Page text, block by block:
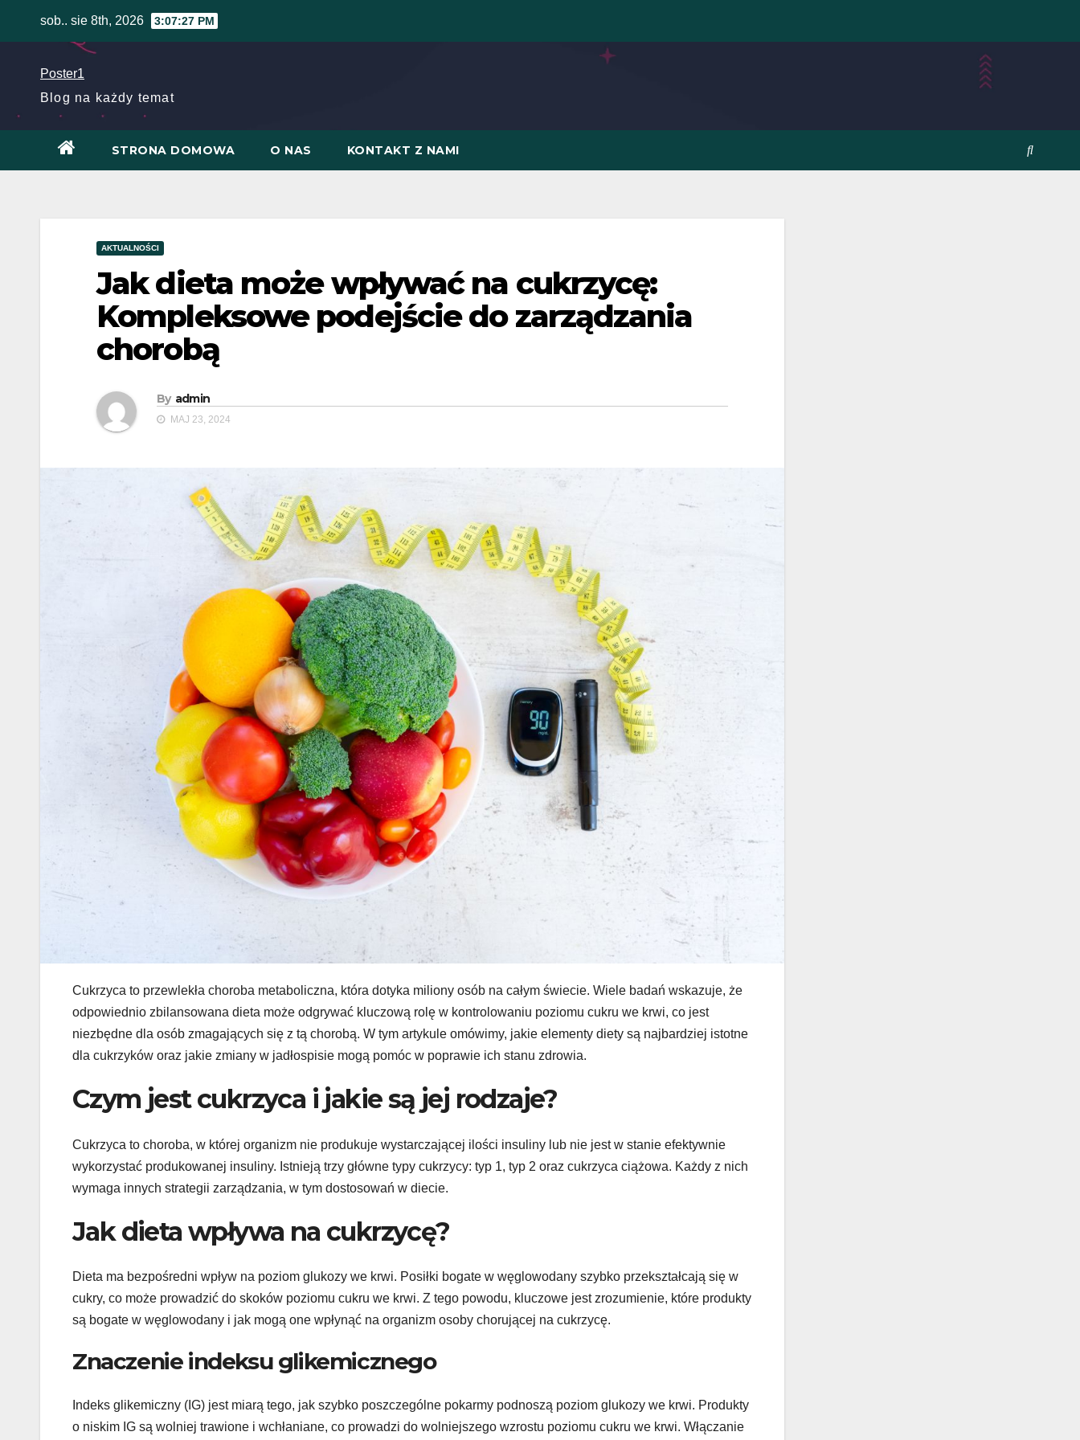
sob.. sie 8th, 2026 3:07:28 PM
Poster1
Blog na każdy temat
STRONA DOMOWA O NAS KONTAKT Z NAMI
AKTUALNOŚCI
Jak dieta może wpływać na cukrzycę:
Kompleksowe podejście do zarządzania
chorobą
By admin
MAJ 23, 2024
Cukrzyca to przewlekła choroba metaboliczna, która dotyka miliony osób na całym świecie. Wiele badań wskazuje, że
odpowiednio zbilansowana dieta może odgrywać kluczową rolę w kontrolowaniu poziomu cukru we krwi, co jest
niezbędne dla osób zmagających się z tą chorobą. W tym artykule omówimy, jakie elementy diety są najbardziej istotne
dla cukrzyków oraz jakie zmiany w jadłospisie mogą pomóc w poprawie ich stanu zdrowia.
Czym jest cukrzyca i jakie są jej rodzaje?
Cukrzyca to choroba, w której organizm nie produkuje wystarczającej ilości insuliny lub nie jest w stanie efektywnie
wykorzystać produkowanej insuliny. Istnieją trzy główne typy cukrzycy: typ 1, typ 2 oraz cukrzyca ciążowa. Każdy z nich
wymaga innych strategii zarządzania, w tym dostosowań w diecie.
Jak dieta wpływa na cukrzycę?
Dieta ma bezpośredni wpływ na poziom glukozy we krwi. Posiłki bogate w węglowodany szybko przekształcają się w
cukry, co może prowadzić do skoków poziomu cukru we krwi. Z tego powodu, kluczowe jest zrozumienie, które produkty
są bogate w węglowodany i jak mogą one wpłynąć na organizm osoby chorującej na cukrzycę.
Znaczenie indeksu glikemicznego
Indeks glikemiczny (IG) jest miarą tego, jak szybko poszczególne pokarmy podnoszą poziom glukozy we krwi. Produkty
o niskim IG są wolniej trawione i wchłaniane, co prowadzi do wolniejszego wzrostu poziomu cukru we krwi. Włączanie